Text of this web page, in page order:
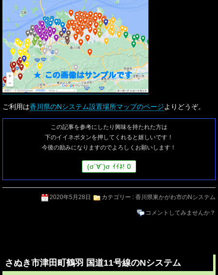
ご利用は香川県のNシステム設置場所マップのページよりどうぞ。
この記事を参考にしたり興味を持たれた方は
下のイイネボタンを押してくれると嬉しいです！
今後の励みになりますのでよろしくお願いします！
(σ´∀`)σ ｲｲﾈ! 0
2020年5月28日 カテゴリー : 香川県東かがわ市のNシステム
コメントしてみませんか？
さぬき市津田町鶴羽 国道11号線のNシステム